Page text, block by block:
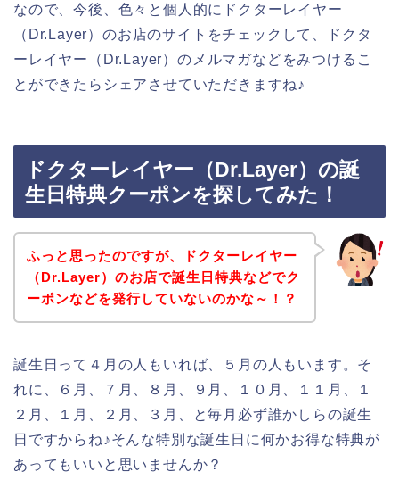
なので、今後、色々と個人的にドクターレイヤー
（Dr.Layer）のお店のサイトをチェックして、ドクタ
ーレイヤー（Dr.Layer）のメルマガなどをみつけるこ
とができたらシェアさせていただきますね♪
ドクターレイヤー（Dr.Layer）の誕
生日特典クーポンを探してみた！
ふっと思ったのですが、ドクターレイヤー
（Dr.Layer）のお店で誕生日特典などでク
ーポンなどを発行していないのかな～！？
誕生日って４月の人もいれば、５月の人もいます。そ
れに、６月、７月、８月、９月、１０月、１１月、１
２月、１月、２月、３月、と毎月必ず誰かしらの誕生
日ですからね♪そんな特別な誕生日に何かお得な特典が
あってもいいと思いませんか？